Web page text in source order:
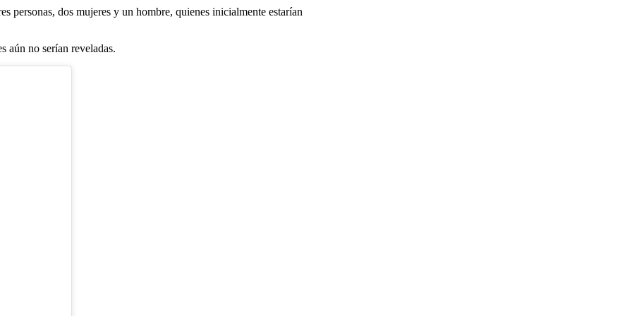
personas, dos mujeres y un hombre, quienes inicialmente estarían
aún no serían reveladas.